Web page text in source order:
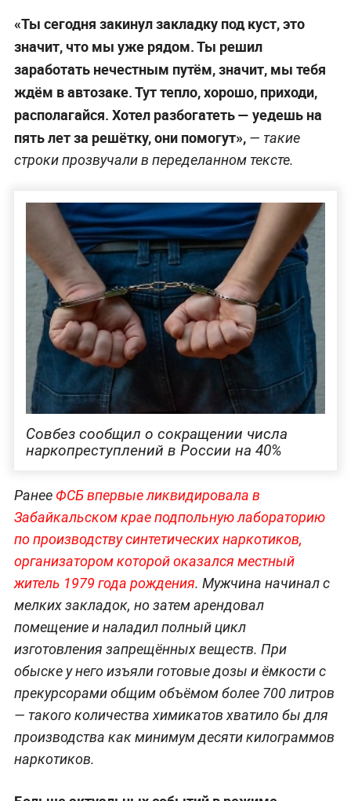
«Ты сегодня закинул закладку под куст, это
значит, что мы уже рядом. Ты решил
заработать нечестным путём, значит, мы тебя
ждём в автозаке. Тут тепло, хорошо, приходи,
располагайся. Хотел разбогатеть — уедешь на
пять лет за решётку, они помогут»,— такие
строки прозвучали в переделанном тексте.
Совбез сообщил о сокращении числа
наркопреступлений в России на 40%
Ранее ФСБ впервые ликвидировала в
Забайкальском крае подпольную лабораторию
по производству синтетических наркотиков,
организатором которой оказался местный
житель 1979 года рождения. Мужчина начинал с
мелких закладок, но затем арендовал
помещение и наладил полный цикл
изготовления запрещённых веществ. При
обыске у него изъяли готовые дозы и ёмкости с
прекурсорами общим объёмом более 700 литров
— такого количества химикатов хватило бы для
производства как минимум десяти килограммов
наркотиков.